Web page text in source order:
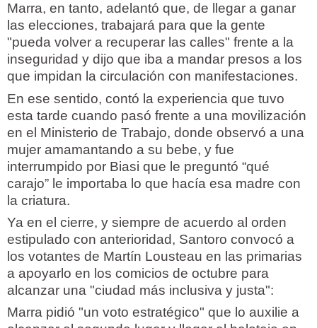
Marra, en tanto, adelantó que, de llegar a ganar
las elecciones, trabajará para que la gente
"pueda volver a recuperar las calles" frente a la
inseguridad y dijo que iba a mandar presos a los
que impidan la circulación con manifestaciones.
En ese sentido, contó la experiencia que tuvo
esta tarde cuando pasó frente a una movilización
en el Ministerio de Trabajo, donde observó a una
mujer amamantando a su bebe, y fue
interrumpido por Biasi que le preguntó “qué
carajo” le importaba lo que hacía esa madre con
la criatura.
Ya en el cierre, y siempre de acuerdo al orden
estipulado con anterioridad, Santoro convocó a
los votantes de Martín Lousteau en las primarias
a apoyarlo en los comicios de octubre para
alcanzar una "ciudad más inclusiva y justa":
Marra pidió "un voto estratégico" que lo auxilie a